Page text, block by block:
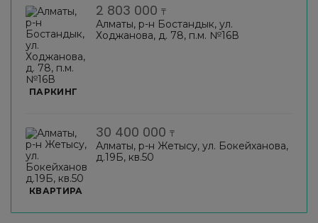
ПАРКИНГ
2 803 000 ₸
Алматы, р-н Бостандык, ул.
Ходжанова, д. 78, п.м. №16В
КВАРТИРА
30 400 000 ₸
Алматы, р-н Жетысу, ул. Бокейханова,
д.19Б, кв.50